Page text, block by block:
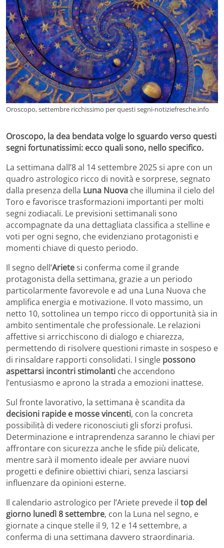
Oroscopo, settembre ricchissimo per questi segni-notiziefresche.info
Oroscopo, la dea bendata volge lo sguardo verso questi
segni fortunatissimi: ecco quali sono, nello specifico.
La settimana dall’8 al 14 settembre 2025 si apre con un
quadro astrologico ricco di novità e sorprese, segnato
dalla presenza della Luna Nuova che illumina il cielo del
Toro e favorisce trasformazioni importanti per molti
segni zodiacali. Le previsioni settimanali sono
accompagnate da una dettagliata classifica a stelline e
voti per ogni segno, che evidenziano protagonisti e
momenti chiave di questo periodo.
Il segno dell’Arietesi conferma come il grande
protagonista della settimana, grazie a un periodo
particolarmente favorevole e ad una Luna Nuova che
amplifica energia e motivazione. Il voto massimo, un
netto 10, sottolinea un tempo ricco di opportunità sia in
ambito sentimentale che professionale. Le relazioni
affettive si arricchiscono di dialogo e chiarezza,
permettendo di risolvere questioni rimaste in sospeso e
di rinsaldare rapporti consolidati. I single possono
aspettarsi incontri stimolanti che accendono
l’entusiasmo e aprono la strada a emozioni inattese.
Sul fronte lavorativo, la settimana è scandita da
decisioni rapide e mosse vincenti, con la concreta
possibilità di vedere riconosciuti gli sforzi profusi.
Determinazione e intraprendenza saranno le chiavi per
affrontare con sicurezza anche le sfide più delicate,
mentre sarà il momento ideale per avviare nuovi
progetti e definire obiettivi chiari, senza lasciarsi
influenzare da opinioni esterne.
Il calendario astrologico per l’Ariete prevede il top del
giorno lunedì 8 settembre, con la Luna nel segno, e
giornate a cinque stelle il 9, 12 e 14 settembre, a
conferma di una settimana davvero straordinaria.